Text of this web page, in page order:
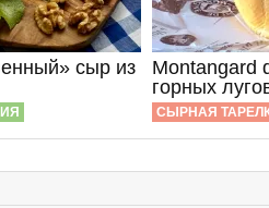
сыр из
Montangard
горных
СЫРНАЯ